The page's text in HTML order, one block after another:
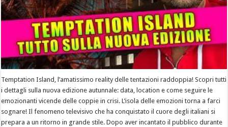
Temptation Island, l’amatissimo reality delle tentazioni raddoppia! Scopri tutti
i dettagli sulla nuova edizione autunnale: data, location e come seguire le
emozionanti vicende delle coppie in crisi. L’isola delle emozioni torna a farci
sognare! Il fenomeno televisivo che ha conquistato il cuore degli italiani si
prepara a un ritorno in grande stile. Dopo aver incantato il pubblico durante